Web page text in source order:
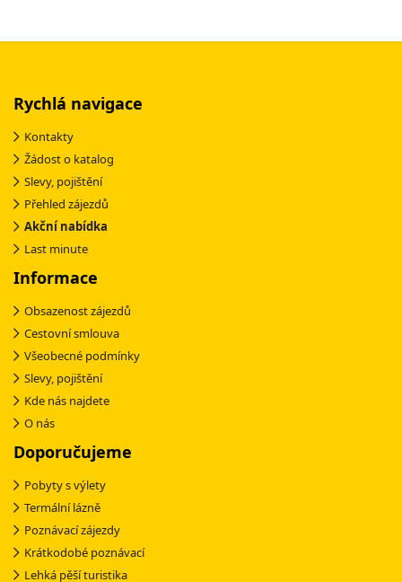
Rychlá navigace
Kontakty
Žádost o katalog
Slevy, pojištění
Přehled zájezdů
Akční nabídka
Last minute
Informace
Obsazenost zájezdů
Cestovní smlouva
Všeobecné podmínky
Slevy, pojištění
Kde nás najdete
O nás
Doporučujeme
Pobyty s výlety
Termální lázně
Poznávací zájezdy
Krátkodobé poznávací
Lehká pěší turistika